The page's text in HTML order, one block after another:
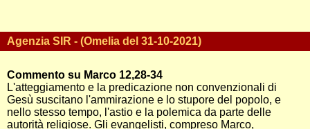
Agenzia SIR - (Omelia del 31-10-2021)
Commento su Marco 12,28-34
L'atteggiamento e la predicazione non convenzionali di
Gesù suscitano l'ammirazione e lo stupore del popolo, e
nello stesso tempo, l'astio e la polemica da parte delle
autorità religiose. Gli evangelisti, compreso Marco,